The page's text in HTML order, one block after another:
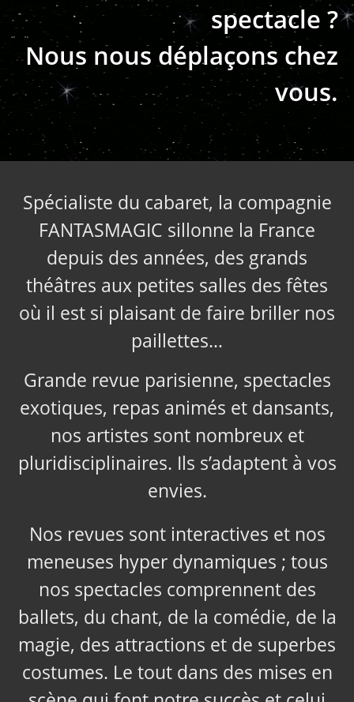
spectacle ?
Nous nous déplaçons chez
vous.
Spécialiste du cabaret, la compagnie
FANTASMAGIC sillonne la France
depuis des années, des grands
théâtres aux petites salles des fêtes
où il est si plaisant de faire briller nos
paillettes…
Grande revue parisienne, spectacles
exotiques, repas animés et dansants,
nos artistes sont nombreux et
pluridisciplinaires. Ils s’adaptent à vos
envies.
Nos revues sont interactives et nos
meneuses hyper dynamiques ; tous
nos spectacles comprennent des
ballets, du chant, de la comédie, de la
magie, des attractions et de superbes
costumes. Le tout dans des mises en